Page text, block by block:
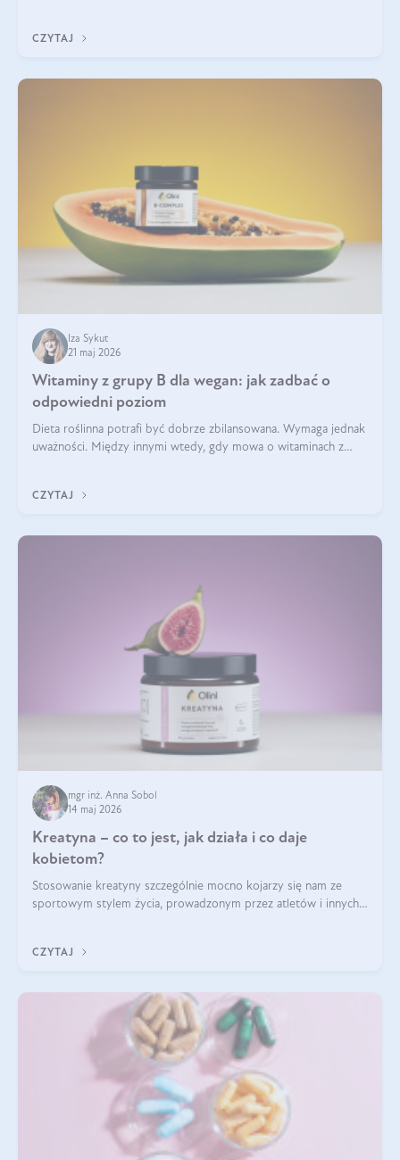
CZYTAJ
Iza Sykut
21 maj 2026
Witaminy z grupy B dla wegan: jak zadbać o
odpowiedni poziom
Dieta roślinna potrafi być dobrze zbilansowana. Wymaga jednak
uważności. Między innymi wtedy, gdy mowa o witaminach z
CZYTAJ
mgr inż. Anna Sobol
14 maj 2026
Kreatyna – co to jest, jak działa i co daje
kobietom?
Stosowanie kreatyny szczególnie mocno kojarzy się nam ze
sportowym stylem życia, prowadzonym przez atletów i innych
zwiększa masę
CZYTAJ